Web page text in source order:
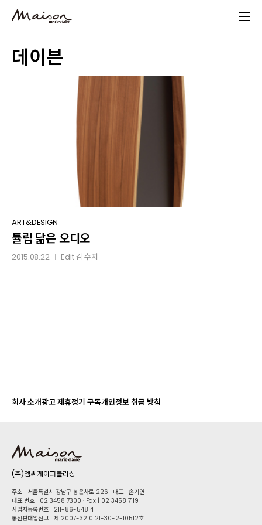
content
데이븐
튤립
닮은
오디오
ART&DESIGN
튤립 닮은 오디오
2015.08.22 Edit김 수지
회사 소개광고 제휴정기 구독개인정보 취급 방침
(주)엠씨케이퍼블리싱
주소 | 서울특별시 강남구 봉은사로 226 · 대표 | 손기연
대표 번호 | 02 34​58 7300 · Fax | 02 34​58 7119
사업자등록번호 | 211-86-5​4814
통신판매업신고 | 제 2007-3210121-30-2-10512호